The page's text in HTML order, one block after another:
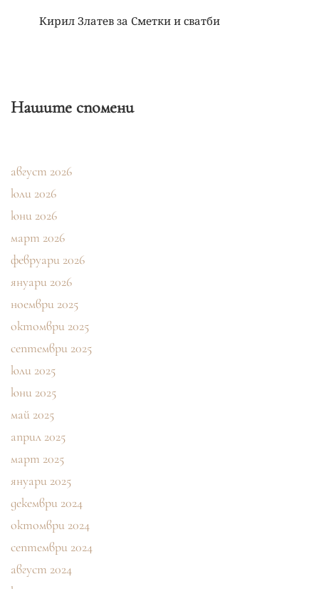
Кирил Златев за Сметки и сватби
Нашите спомени
август 2026
юли 2026
юни 2026
март 2026
февруари 2026
януари 2026
ноември 2025
октомври 2025
септември 2025
юли 2025
юни 2025
май 2025
април 2025
март 2025
януари 2025
декември 2024
октомври 2024
септември 2024
август 2024